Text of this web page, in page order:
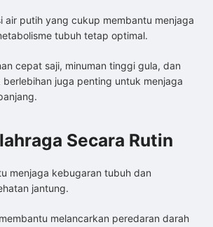
air putih yang cukup membantu menjaga
tubuh tetap optimal.
cepat saji, minuman tinggi gula, dan
berlebihan juga penting untuk menjaga
Secara Rutin
menjaga kebugaran tubuh dan
jantung.
melancarkan peredaran darah